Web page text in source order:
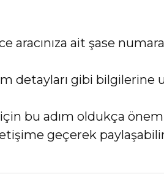
ait şase
detayları gibi
bu adım oldukça
geçerek